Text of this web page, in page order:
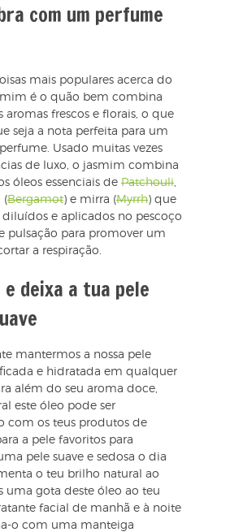
com um perfume
mais populares acerca do
é o quão bem combina
aromas frescos e florais, o que
seja a nota perfeita para um
Usado muitas vezes
de luxo, o jasmim combina
óleos essenciais de Patchouli,
(Bergamot) e mirra (Myrrh) que
e aplicados no pescoço
pulsação para promover um
a respiração.
deixa a tua pele
mantermos a nossa pele
e hidratada em qualquer
além do seu aroma doce,
este óleo pode ser
com os teus produtos de
a pele favoritos para
pele suave e sedosa o dia
o teu brilho natural ao
uma gota deste óleo ao teu
facial de manhã e à noite
o com uma manteiga